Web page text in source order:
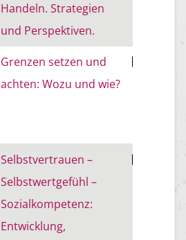
Handeln. Strategien
und Perspektiven.
Grenzen setzen und
achten: Wozu und wie?
Selbstvertrauen –
Selbstwertgefühl –
Sozialkompetenz:
Entwicklung,
Wiener
Neustadt